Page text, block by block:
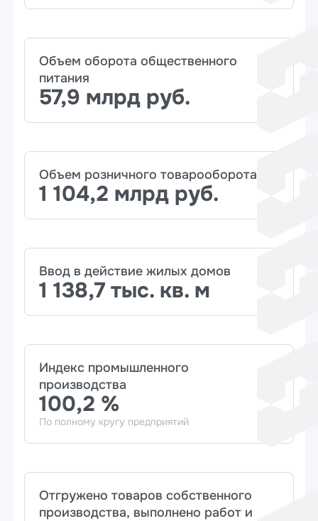
Объем оборота общественного
питания
57,9 млрд руб.
Объем розничного товарооборота
1 104,2 млрд руб.
Ввод в действие жилых домов
1 138,7 тыс. кв. м
Индекс промышленного
производства
100,2 %
По полному кругу предприятий
Отгружено товаров собственного
производства, выполнено работ и